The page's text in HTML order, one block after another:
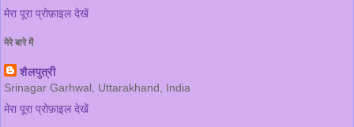
मेरा पूरा प्रोफ़ाइल देखें
मेरे बारे में
शैलपुत्री
Srinagar Garhwal, Uttarakhand, India
मेरा पूरा प्रोफ़ाइल देखें